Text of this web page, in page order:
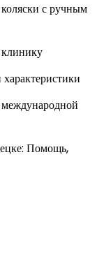
с ручным
Помощь,